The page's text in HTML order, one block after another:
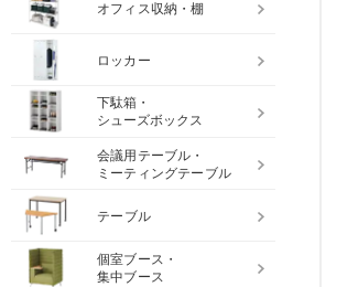
オフィス収納・棚
ロッカー
下駄箱・
シューズボックス
会議用テーブル・
ミーティングテーブル
テーブル
個室ブース・
集中ブース